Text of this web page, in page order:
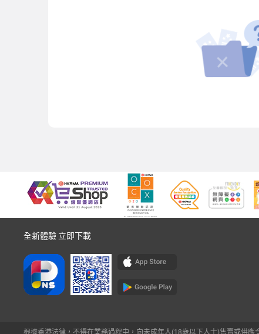
全新體驗 立即下載
根據香港法律，不得在業務過程中，向未成年人(18歲以下人士)售賣或供